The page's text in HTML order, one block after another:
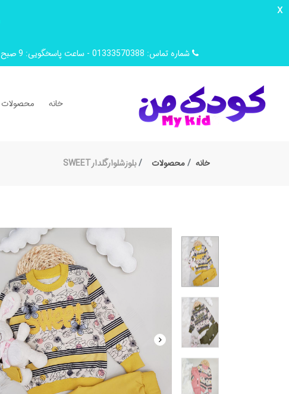
x
شماره تماس: 01333570388 - ساعت پاسخگویی: 9 صبح تا 14 ظهر
خانه محصولات
خانه محصولات بلوزشلوارگلدارSWEET